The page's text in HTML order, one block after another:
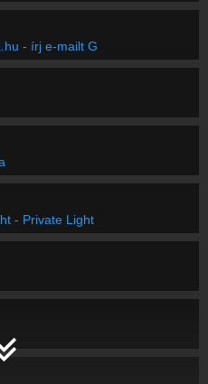
- írj e-mailt G
- Private Light